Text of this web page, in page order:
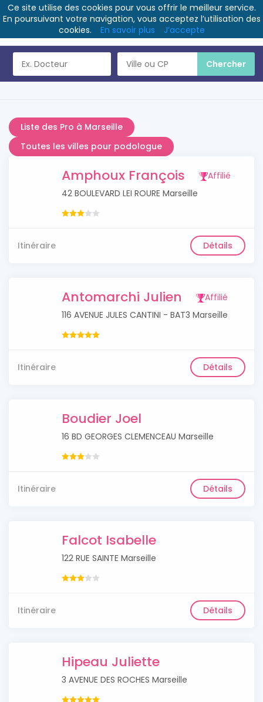
Liste des Pro à Marseille
Toutes les villes pour podologue
Amphoux François
Affilié
42 BOULEVARD LEI ROURE Marseille
Itinéraire Détails
Antomarchi Julien
Affilié
116 AVENUE JULES CANTINI - BAT3 Marseille
Itinéraire Détails
Boudier Joel
16 BD GEORGES CLEMENCEAU Marseille
Itinéraire Détails
Falcot Isabelle
122 RUE SAINTE Marseille
Itinéraire Détails
Hipeau Juliette
3 AVENUE DES ROCHES Marseille
Ce site utilise des cookies pour vous offrir le meilleur service.
En poursuivant votre navigation, vous acceptez l’utilisation des
cookies.
En savoir plus J’accepte